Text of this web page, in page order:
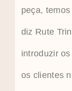
peça,
diz Rute
introduzir
os clientes